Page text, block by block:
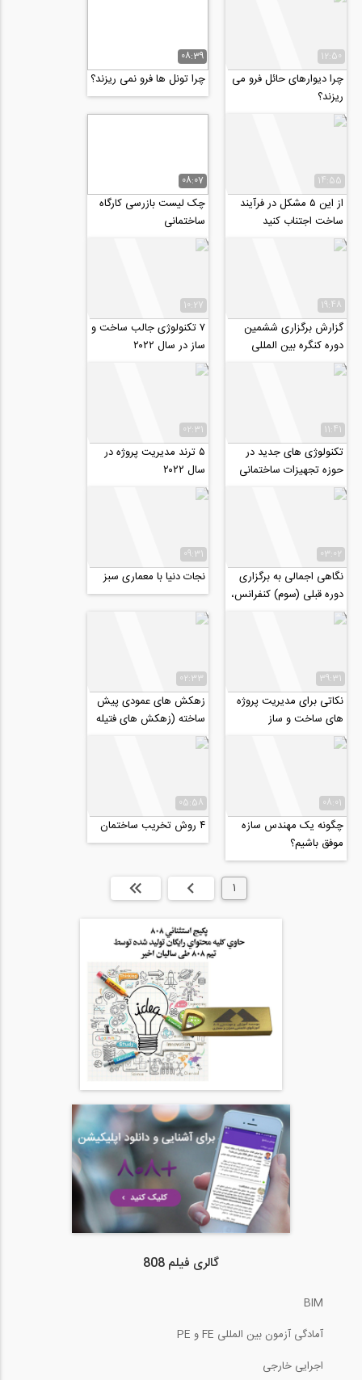
12:50
چرا دیوارهای حائل فرو می
ریزند؟
08:39
چرا تونل ها فرو نمی ریزند؟
14:55
از این ۵ مشکل در فرآیند
ساخت اجتناب کنید
08:07
چک لیست بازرسی کارگاه
ساختمانی
19:48
گزارش برگزاری ششمین
دوره کنگره بین المللی
عمران، معماری و توسعه
شهری، آذر ۹۸
10:27
۷ تکنولوژی جالب ساخت و
ساز در سال ۲۰۲۲
11:41
تکنولوژی های جدید در
حوزه تجهیزات ساختمانی
02:31
۵ ترند مدیریت پروژه در
سال ۲۰۲۲
03:02
نگاهی اجمالی به برگزاری
دوره قبلی (سوم) کنفرانس،
بانکوک
09:31
نجات دنیا با معماری سبز
39:31
نکاتی برای مدیریت پروژه
های ساخت و ساز
02:33
زهکش های عمودی پیش
ساخته (زهکش های فتیله
ای)
08:01
چگونه یک مهندس سازه
موفق باشیم؟
05:58
۴ روش تخریب ساختمان
1 بعدی انتها »
گالری فیلم 808
BIM
آمادگی آزمون بین المللی FE و PE
اجرایی خارجی